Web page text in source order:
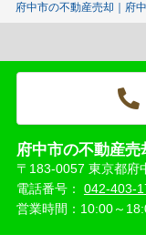
府中市の不動産売却｜府
府中市の不動産
〒183-0057 東京都
電話番号： 042-403-
営業時間：10:00～